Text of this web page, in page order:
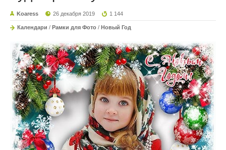
Koaress 26 декабря 2019 1 144
Календари / Рамки для Фото / Новый Год